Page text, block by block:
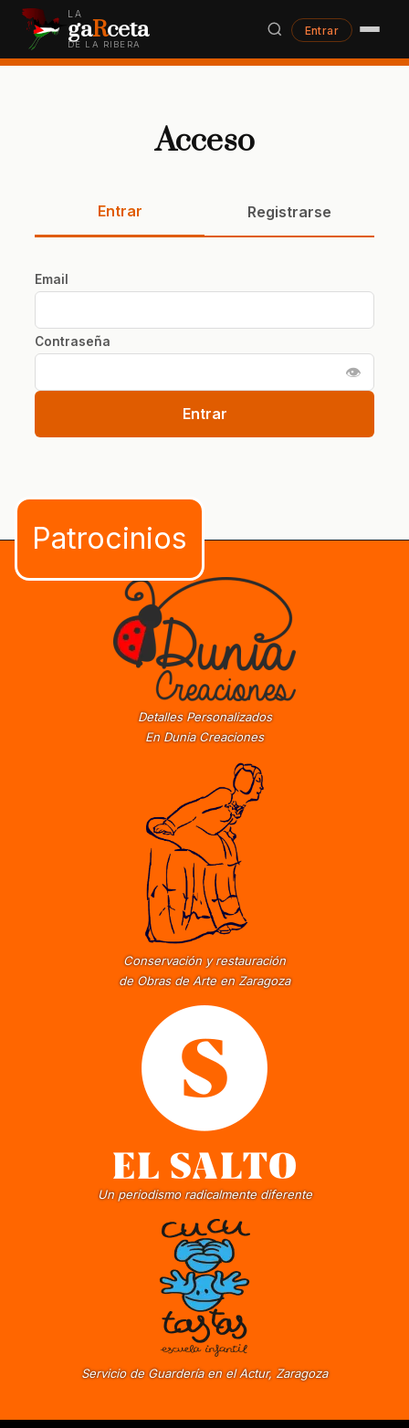
LA
gaRceta
DE LA RIBERA
Entrar
Acceso
Entrar Registrarse
Email
Contraseña
👁
Entrar
Detalles Personalizados
En Dunia Creaciones
Conservación y restauración
de Obras de Arte en Zaragoza
Un periodismo radicalmente diferente
Servicio de Guardería en el Actur, Zaragoza